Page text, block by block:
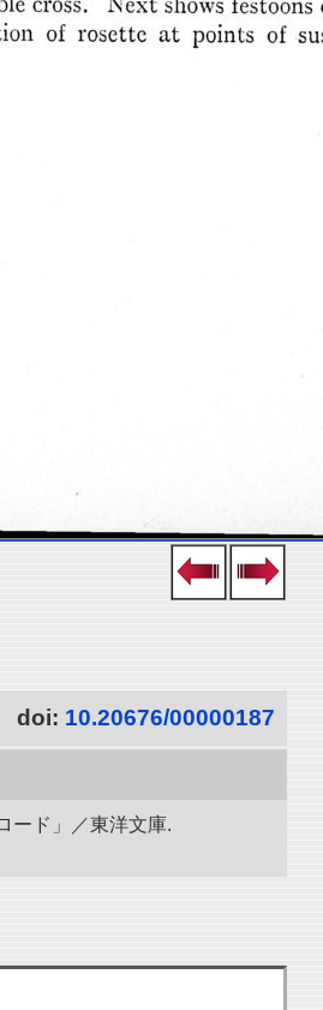
doi: 10.20676/00000187
ード」／東洋文庫.